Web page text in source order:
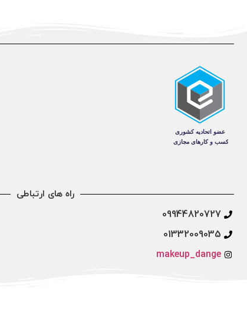
راه های ارتباطی
09944820727
01332009035
makeup_dange